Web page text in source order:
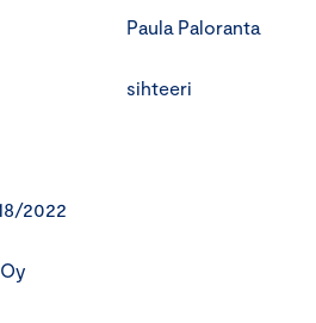
Paula Paloranta
sihteeri
2022